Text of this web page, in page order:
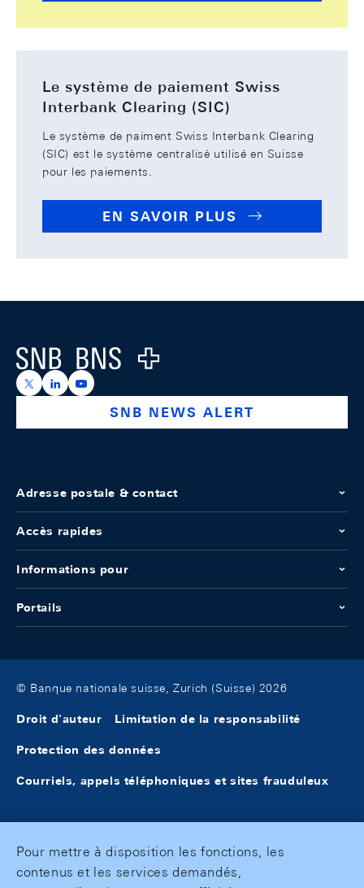
Le système de paiement Swiss
Interbank Clearing (SIC)
Le système de paiment Swiss Interbank Clearing
(SIC) est le système centralisé utilisé en Suisse
pour les paiements.
EN SAVOIR PLUS
Logo
https://x.com/snb_bns
https://ch.linkedin.com/company/swiss-national-
https://www.youtube.com/@swissnationalbank
SNB NEWS ALERT
Adresse postale & contact
Accès rapides
Informations pour
Portails
© Banque nationale suisse, Zurich (Suisse) 2026
Droit d'auteur Limitation de la responsabilité
Protection des données
Courriels, appels téléphoniques et sites frauduleux
Pour mettre à disposition les fonctions, les
contenus et les services demandés,